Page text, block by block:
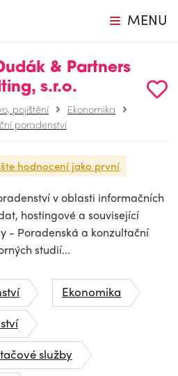
MENU
& Partners
s.r.o.
pojištění
Ekonomika
poradenství
hodnocení jako první
v oblasti informačních
hostingové a související
- Poradenská a konzultační
studií...
Ekonomika
služby